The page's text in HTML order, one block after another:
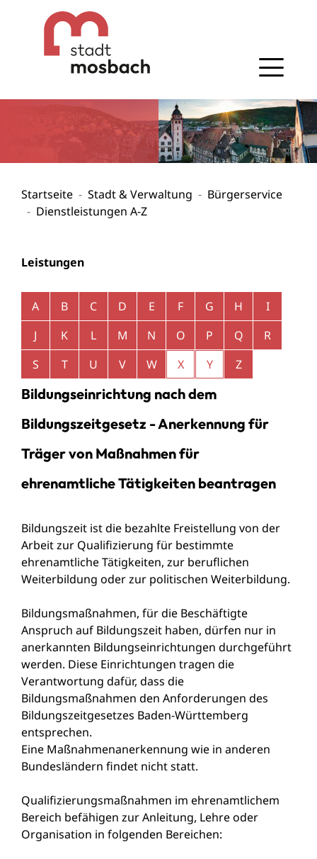
Gehe zum Navigationsbereich
Gehe zum Inhalt
Startseite Stadt & Verwaltung
Bürgerservice
Dienstleistungen A-Z
Leistungen
Alphabetisches Register überspringen
A B C D E F G H
I
J
K L M N O P Q
R
S
T U V W X Y Z
Bildungseinrichtung nach dem
Bildungszeitgesetz - Anerkennung für
Träger von Maßnahmen für
ehrenamtliche Tätigkeiten beantragen
Bildungszeit ist die bezahlte Freistellung von der
Arbeit zur Qualifizierung für bestimmte
ehrenamtliche Tätigkeiten, zur beruflichen
Weiterbildung oder zur politischen Weiterbildung.
Bildungsmaßnahmen, für die Beschäftigte
Anspruch auf Bildungszeit haben, dürfen nur in
anerkannten Bildungseinrichtungen durchgeführt
werden. Diese Einrichtungen tragen die
Verantwortung dafür, dass die
Bildungsmaßnahmen den Anforderungen des
Bildungszeitgesetzes Baden-Württemberg
entsprechen.
Eine Maßnahmenanerkennung wie in anderen
Bundesländern findet nicht statt.
Qualifizierungsmaßnahmen im ehrenamtlichem
Bereich befähigen zur Anleitung, Lehre oder
Organisation in folgenden Bereichen: